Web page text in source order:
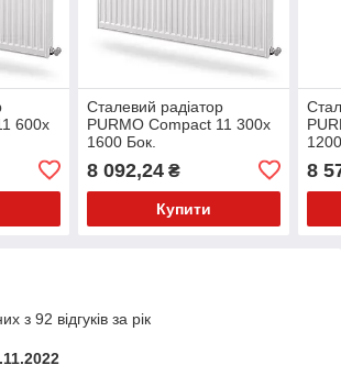
600х
Сталевий радіатор
PURMO Compact 11 300x
1600 Бок.
8 092,24₴
Купити
8
з 92 відгуків за рік